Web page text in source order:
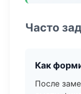
Часто
Как
После